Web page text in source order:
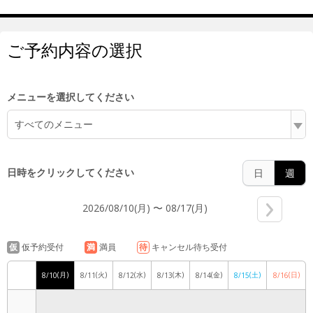
ご予約内容の選択
メニューを選択してください
すべてのメニュー
日時をクリックしてください 日 週
2026/08/10(月) 〜 08/17(月)
仮 仮予約受付 満 満員 待 キャンセル待ち受付
8/10(月) 8/11(火) 8/12(水) 8/13(木) 8/14(金) 8/15(土) 8/16(日)
6:00